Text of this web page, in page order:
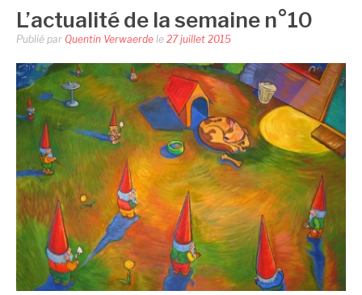
L’actualité de la semaine n°10
Publié par Quentin Verwaerde le 27 juillet 2015